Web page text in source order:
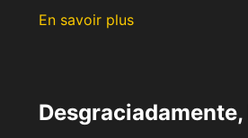
En savoir plus